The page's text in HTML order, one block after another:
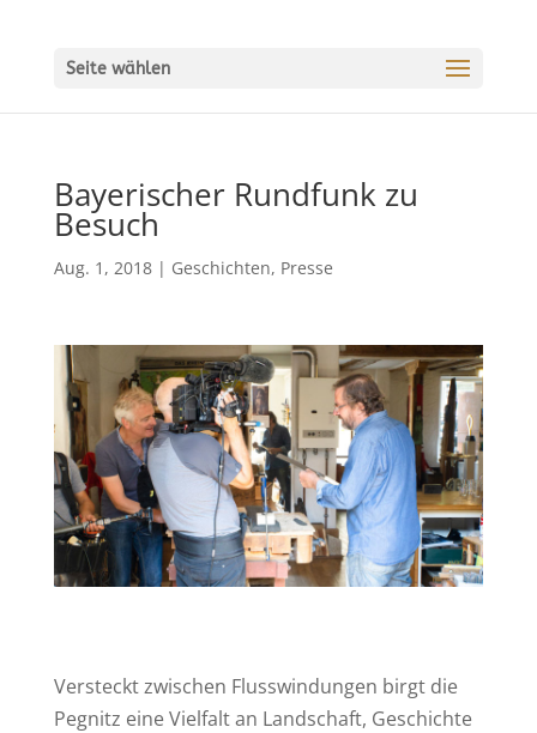
Seite wählen
Bayerischer Rundfunk zu
Besuch
Aug. 1, 2018| Geschichten, Presse
Versteckt zwischen Flusswindungen birgt die
Pegnitz eine Vielfalt an Landschaft, Geschichte